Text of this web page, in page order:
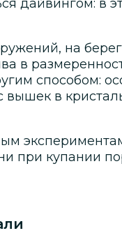
дайвингом: в
на
в
способом:
вышек в
при купании